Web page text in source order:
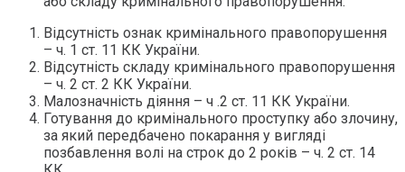
Відсутність ознак кримінального правопорушення
– ч. 1 ст. 11 КК України.
Відсутність складу кримінального правопорушення
– ч. 2 ст. 2 КК України.
Малозначність діяння – ч .2 ст. 11 КК України.
Готування до кримінального проступку або злочину,
за який передбачено покарання у вигляді
позбавлення волі на строк до 2 років – ч. 2 ст. 14